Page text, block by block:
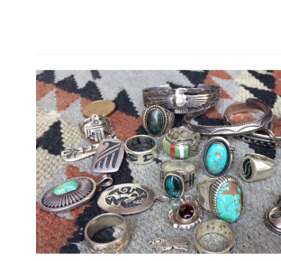
す。 デニムウエアに使う一般的な糸は、ス